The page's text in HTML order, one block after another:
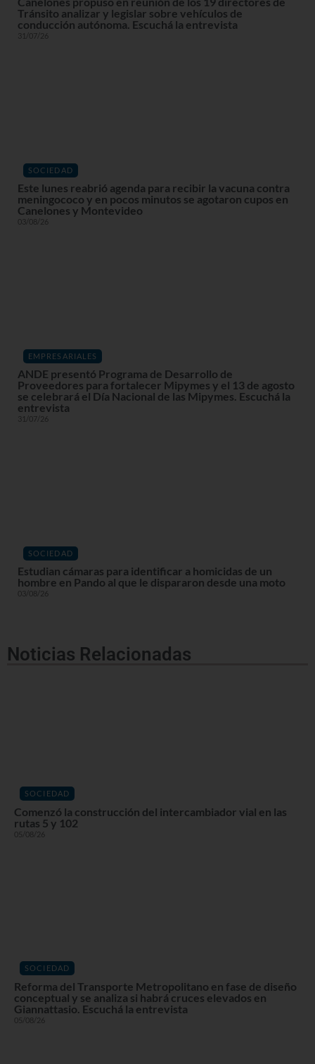
Tránsito analizar y legislar sobre vehículos de
conducción autónoma. Escuchá la entrevista
31/07/26
SOCIEDAD
Este lunes reabrió agenda para recibir la vacuna contra
meningococo y en pocos minutos se agotaron cupos en
Canelones y Montevideo
03/08/26
EMPRESARIALES
ANDE presentó Programa de Desarrollo de
Proveedores para fortalecer Mipymes y el 13 de agosto
se celebrará el Día Nacional de las Mipymes. Escuchá la
entrevista
31/07/26
SOCIEDAD
Estudian cámaras para identificar a homicidas de un
hombre en Pando al que le dispararon desde una moto
03/08/26
Noticias Relacionadas
SOCIEDAD
Comenzó la construcción del intercambiador vial en las
rutas 5 y 102
05/08/26
SOCIEDAD
Reforma del Transporte Metropolitano en fase de diseño
conceptual y se analiza si habrá cruces elevados en
Giannattasio. Escuchá la entrevista
05/08/26